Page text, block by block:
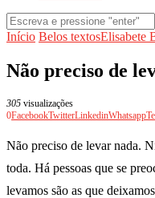
Início Belos textosElisabete
Não preciso de
305 visualizações
0FacebookTwitterLinkedinWhatsapp
Não preciso de levar nada.
toda. Há pessoas que se
levamos são as que